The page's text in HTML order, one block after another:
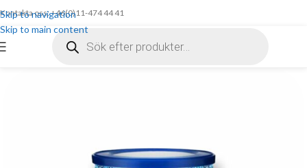
Skip to navigation
Skip to main content
Kontakta oss: +46(0)11-474 44 41